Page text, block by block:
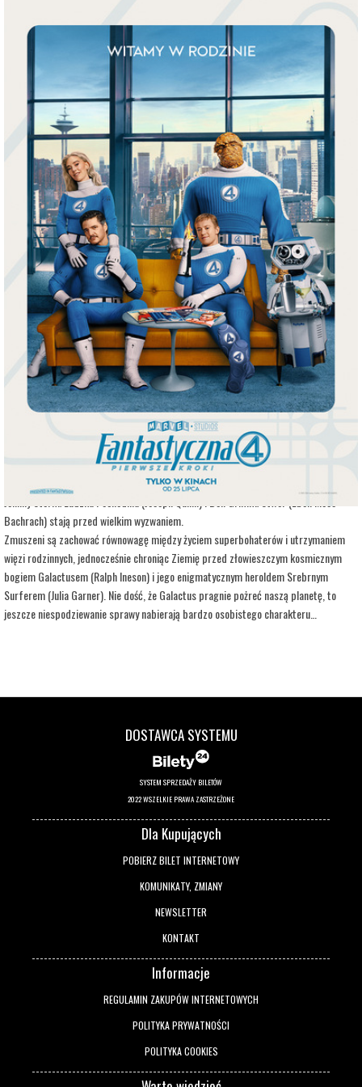
FANTASTYCZNA 4: PIERWSZE KROKI - 2D dubbing
miejscowość:
Ostrowiec Świętokrzyski
adres:
Aleja 3 Maja 6
data i godzina:
02.08.2025, g. 17:00
Info
Opis wydarzenia:
Marvel Studios przedstawia film „Fantastyczna Czwórka: Pierwsze kroki”. Obraz
osadzony w ekscytującym retro-futurystycznym świecie inspirowanym estetyką lat
60-tych, w którym poznamy Pierwszą Rodzinę Marvela. Reed Richards/Pan
Fantastyczny (Pedro Pascal), Sue Storm/Niewidzialna Kobieta (Vanessa Kirby),
Bachrach) stają przed wielkim wyzwaniem.
Zmuszeni są zachować równowagę między życiem superbohaterów i utrzymaniem
więzi rodzinnych, jednocześnie chroniąc Ziemię przed złowieszczym kosmicznym
bogiem Galactusem (Ralph Ineson) i jego enigmatycznym heroldem Srebrnym
Surferem (Julia Garner). Nie dość, że Galactus pragnie pożreć naszą planetę, to
jeszcze niespodziewanie sprawy nabierają bardzo osobistego charakteru…
DOSTAWCA SYSTEMU
SYSTEM SPRZEDAŻY BILETÓW
2022 WSZELKIE PRAWA ZASTRZEŻONE
Dla Kupujących
POBIERZ BILET INTERNETOWY
KOMUNIKATY, ZMIANY
NEWSLETTER
KONTAKT
Informacje
REGULAMIN ZAKUPÓW INTERNETOWYCH
POLITYKA PRYWATNOŚCI
POLITYKA COOKIES